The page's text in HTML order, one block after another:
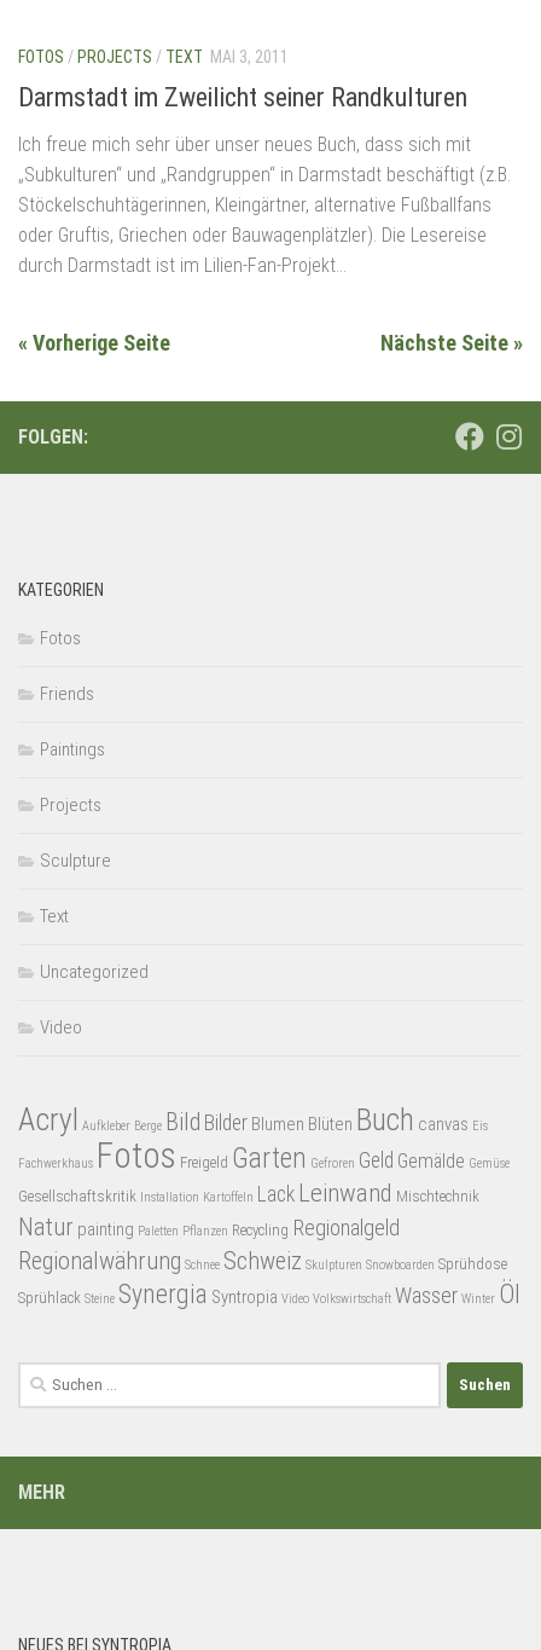
FOTOS / PROJECTS / TEXT MAI 3, 2011
Darmstadt im Zweilicht seiner Randkulturen
Ich freue mich sehr über unser neues Buch, dass sich mit
„Subkulturen“ und „Randgruppen“ in Darmstadt beschäftigt (z.B.
Stöckelschuhtägerinnen, Kleingärtner, alternative Fußballfans
oder Gruftis, Griechen oder Bauwagenplätzler). Die Lesereise
durch Darmstadt ist im Lilien-Fan-Projekt...
« Vorherige Seite Nächste Seite »
FOLGEN:
KATEGORIEN
Fotos
Friends
Paintings
Projects
Sculpture
Text
Uncategorized
Video
Acryl Aufkleber Berge Bild Bilder Blumen Blüten Buch canvas Eis
Fachwerkhaus Fotos Freigeld Garten Gefroren Geld Gemälde Gemüse
Gesellschaftskritik Installation Kartoffeln Lack Leinwand Mischtechnik
Natur painting Paletten Pflanzen Recycling Regionalgeld
Regionalwährung Schnee Schweiz Skulpturen Snowboarden Sprühdose
Sprühlack Steine Synergia Syntropia Video Volkswirtschaft Wasser Winter Öl
Suchen
nach:
MEHR
NEUES BEI SYNTROPIA